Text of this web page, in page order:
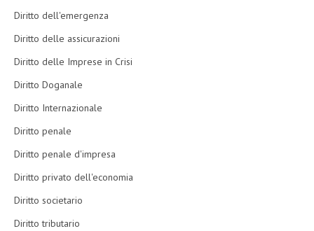
Diritto dell'emergenza
Diritto delle assicurazioni
Diritto delle Imprese in Crisi
Diritto Doganale
Diritto Internazionale
Diritto penale
Diritto penale d'impresa
Diritto privato dell'economia
Diritto societario
Diritto tributario